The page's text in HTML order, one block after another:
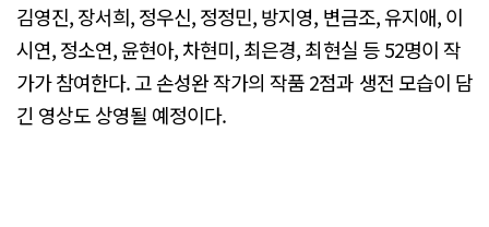
김영진, 장서희, 정우신, 정정민, 방지영, 변금조, 유지애, 이
시연, 정소연, 윤현아, 차현미, 최은경, 최현실 등 52명이 작
가가 참여한다. 고 손성완 작가의 작품 2점과 생전 모습이 담
긴 영상도 상영될 예정이다.